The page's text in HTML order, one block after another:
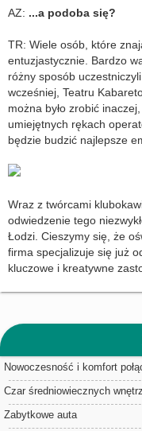
AZ: ...a podoba się?
TR: Wiele osób, które
entuzjastycznie. Bardzo
różny sposób
wcześniej, Teatru
można było zrobić
umiejętnych rękach
będzie budzić najlepsze
Wraz z twórcami
odwiedzenie tego
Łodzi. Cieszymy się, że
firma specjalizuje się już
kluczowe i kreatywne
Nowoczesność i komfort
Czar średniowiecznych wnętrz
Zabytkowe auta